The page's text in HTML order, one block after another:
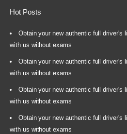
Hot Posts
Obtain your new authentic full driver's
with us without exams
Obtain your new authentic full driver's
with us without exams
Obtain your new authentic full driver's
with us without exams
Obtain your new authentic full driver's
with us without exams